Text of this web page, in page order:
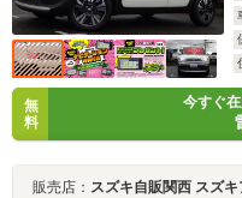
無
料
今すぐ
販売店： スズキ自販関西 スズ